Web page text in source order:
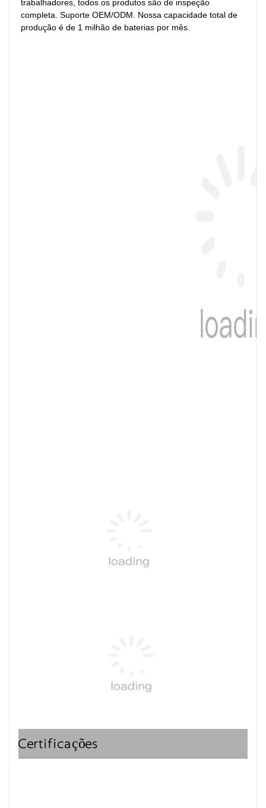
trabalhadores, todos os produtos são de inspeção
completa. Suporte OEM/ODM. Nossa capacidade total de
produção é de 1 milhão de baterias por mês.
Certificações